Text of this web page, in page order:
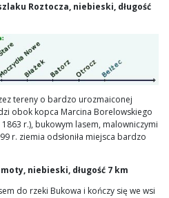
Roztocza, niebieski, długość
tereny o bardzo urozmaiconej
obok kopca Marcina Borelowskiego
1863 r.), bukowym lasem, malowniczymi
r. ziemia odsłoniła miejsca bardzo
niebieski, długość 7 km
do rzeki Bukowa i kończy się we wsi